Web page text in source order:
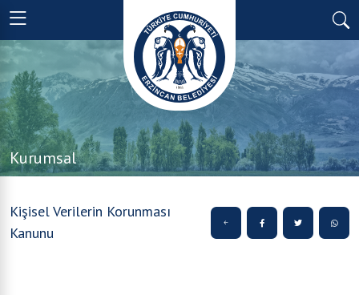
Kurumsal
Kişisel Verilerin Korunması
Kanunu